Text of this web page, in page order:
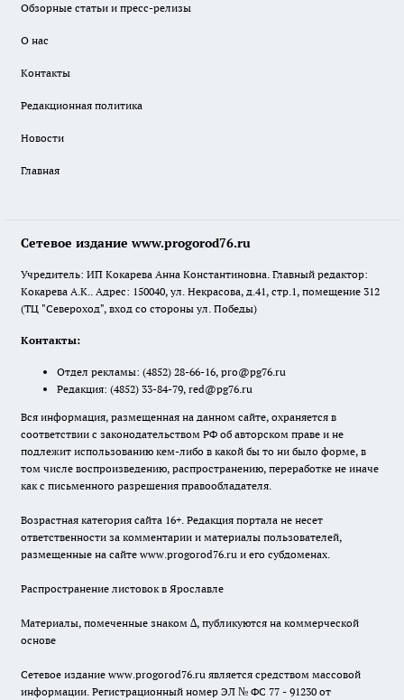
Обзорные статьи и пресс-релизы
О нас
Контакты
Редакционная политика
Новости
Главная
Сетевое издание www.progorod76.ru
Учредитель: ИП Кокарева Анна Константиновна. Главный редактор:
Кокарева А.К.. Адрес: 150040, ул. Некрасова, д.41, стр.1, помещение 312
(ТЦ "Североход", вход со стороны ул. Победы)
Контакты:
Отдел рекламы: (4852) 28-66-16, pro@pg76.ru
Редакция: (4852) 33-84-79, red@pg76.ru
Вся информация, размещенная на данном сайте, охраняется в
соответствии с законодательством РФ об авторском праве и не
подлежит использованию кем-либо в какой бы то ни было форме, в
том числе воспроизведению, распространению, переработке не иначе
как с письменного разрешения правообладателя.
Возрастная категория сайта 16+. Редакция портала не несет
ответственности за комментарии и материалы пользователей,
размещенные на сайте www.progorod76.ru и его субдоменах.
Распространение листовок в Ярославле
Материалы, помеченные знаком ∆, публикуются на коммерческой
основе
Сетевое издание www.progorod76.ru является средством массовой
информации. Регистрационный номер ЭЛ № ФС 77 - 91230 от